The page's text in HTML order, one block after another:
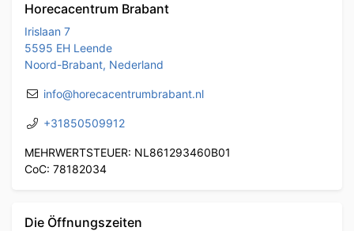
Horecacentrum Brabant
Irislaan 7
5595 EH Leende
Noord-Brabant, Nederland
info@horecacentrumbrabant.nl
+31850509912
MEHRWERTSTEUER: NL861293460B01
CoC: 78182034
Die Öffnungszeiten